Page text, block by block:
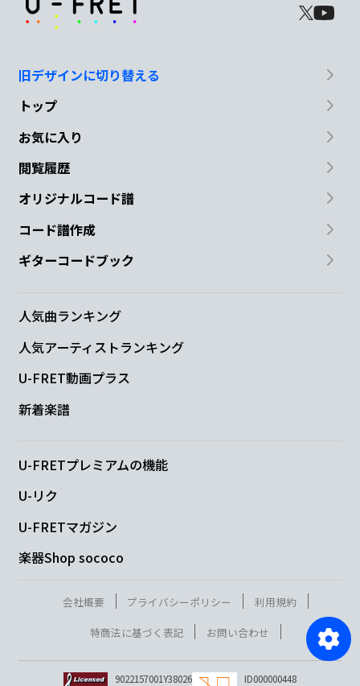
旧デザインに切り替える
トップ
お気に入り
閲覧履歴
オリジナルコード譜
コード譜作成
ギターコードブック
人気曲ランキング
人気アーティストランキング
U-FRET動画プラス
新着楽譜
U-FRETプレミアムの機能
U-リク
U-FRETマガジン
楽器Shop sococo
会社概要 プライバシーポリシー
利用規約
特商法に基づく表記
お問い合わせ
9022157001Y38026
ID000000448